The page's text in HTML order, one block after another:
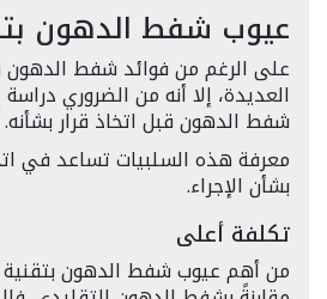
عيوب شفط الدهون
على الرغم من فوائد شفط الدهون
العديدة، إلا أنه من الضروري
شفط الدهون قبل اتخاذ قرار بشأنه.
معرفة هذه السلبيات تساعد في
بشأن الإجراء.
تكلفة أعلى
من أهم عيوب شفط الدهون بتقنية